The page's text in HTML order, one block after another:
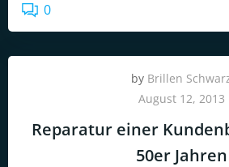
0
by Brillen
August 12, 2013
Reparatur einer
50er Jahren